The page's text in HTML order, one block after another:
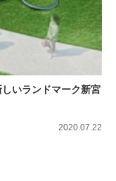
しいランドマーク新宮
2020.07.22